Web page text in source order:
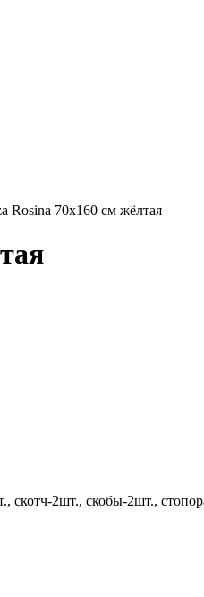
Rosina 70x160 см жёлтая
2шт., скобы-2шт.,